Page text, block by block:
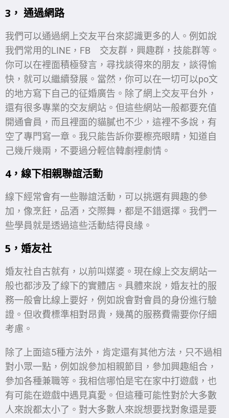
3， 通過網路
我們可以通過網上交友平台來認識更多的人。例如說
我們常用的LINE，FB 交友群，興趣群，技能群等。
你可以在裡面積極發言，尋找談得來的朋友，談得愉
快，就可以繼續發展。當然，你可以在一切可以po文
的地方寫下自己的征婚廣告。除了網上交友平台外，
還有很多專業的交友網站。但這些網站一般都要充值
開通會員，而且裡面的貓膩也不少，這裡不多說，有
空了專門寫一章。我只能告訴你要檫亮眼睛，知道自
己幾斤幾兩，不要過分輕信韓劇裡劇情。
4，線下相親聯誼活動
線下經常會有一些聯誼活動，可以挑選有興趣的參
加，像烹飪，品酒，交際舞，都是不錯選擇。我們一
些學員就是透過這些活動結得良緣。
5，婚友社
婚友社自古就有，以前叫媒婆。現在線上交友網站一
般也都涉及了線下的實體店。具體來說，婚友社的服
務一般會比線上要好，例如說會對會員的身份進行驗
證。但收費標準相對昂貴，幾萬的服務費需要你仔細
考慮。
除了上面這5種方法外，肯定還有其他方法，只不過相
對小眾一點，例如說參加相親節目，參加興趣組合，
參加各種兼職等。我相信哪怕是宅在家中打遊戲，也
有可能在遊戲中遇見真愛。但這種可能性對於大多數
人來說都太小了。對大多數人來說想要找對象還是要